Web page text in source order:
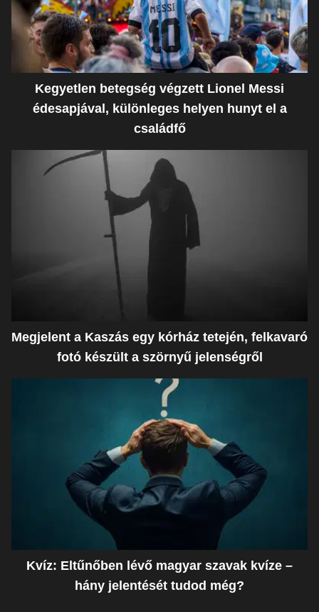
Kegyetlen betegség végzett Lionel Messi
édesapjával, különleges helyen hunyt el a
családfő
Megjelent a Kaszás egy kórház tetején, felkavaró
fotó készült a szörnyű jelenségről
Kvíz: Eltűnőben lévő magyar szavak kvíze –
hány jelentését tudod még?